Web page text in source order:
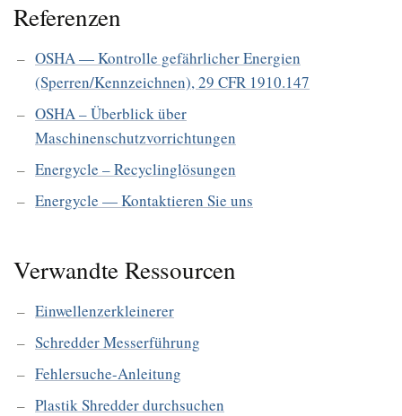
Referenzen
OSHA — Kontrolle gefährlicher Energien
(Sperren/Kennzeichnen), 29 CFR 1910.147
OSHA – Überblick über
Maschinenschutzvorrichtungen
Energycle – Recyclinglösungen
Energycle — Kontaktieren Sie uns
Verwandte Ressourcen
Einwellenzerkleinerer
Schredder Messerführung
Fehlersuche-Anleitung
Plastik Shredder durchsuchen